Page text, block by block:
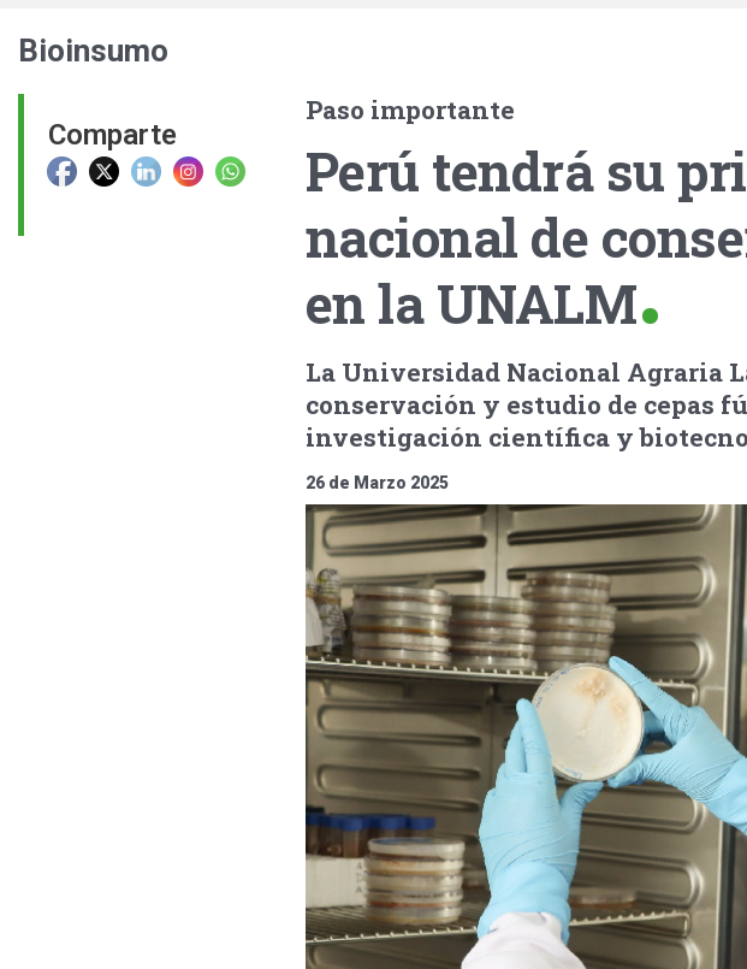
Bioinsumo
Comparte
Paso importante
Perú tendrá su
nacional de
en la UNALM
La Universidad Nacional Agraria
conservación y estudio de cepas
investigación científica y
26 de Marzo 2025